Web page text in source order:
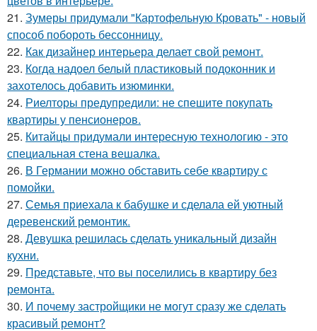
21. Зумеры придумали "Картофельную Кровать" - новый
способ побороть бессонницу.
22. Как дизайнер интерьера делает свой ремонт.
23. Когда надоел белый пластиковый подоконник и
захотелось добавить изюминки.
24. Риелторы предупредили: не спешите покупать
квартиры у пенсионеров.
25. Китайцы придумали интересную технологию - это
специальная стена вешалка.
26. В Германии можно обставить себе квартиру с
помойки.
27. Семья приехала к бабушке и сделала ей уютный
деревенский ремонтик.
28. Девушка решилась сделать уникальный дизайн
кухни.
29. Представьте, что вы поселились в квартиру без
ремонта.
30. И почему застройщики не могут сразу же сделать
красивый ремонт?